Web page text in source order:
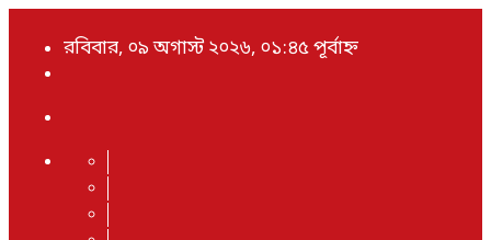
রবিবার, ০৯ অগাস্ট ২০২৬, ০১:৪৫ পূর্বাহ্ন